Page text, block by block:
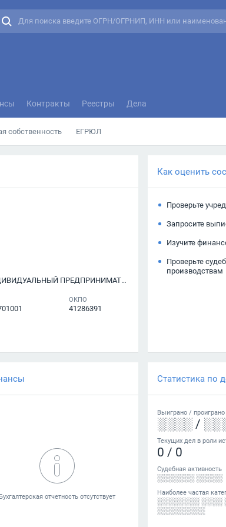
Контракты Реестры Дела
собственность ЕГРЮЛ
ПРЕДПРИНИМАТЕЛЬ
ОКПО
41286391
Как оценить
Проверьте
Запросите
Изучите
Проверьте
производствам
Статистика по
Выиграно / проиграно
░░░░ /
Текущих дел в роли
0 / 0
Судебная активность
░░░░░░░ ░░░░░
Наиболее частая
░░░░░░░░ ░░░░
░░░░░░░░░